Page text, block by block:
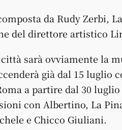
da Rudy Zerbi,
del direttore artistico
sarà ovviamente la
già dal 15 luglio
a partire dal 30
con Albertino, La
e Chicco Giuliani.